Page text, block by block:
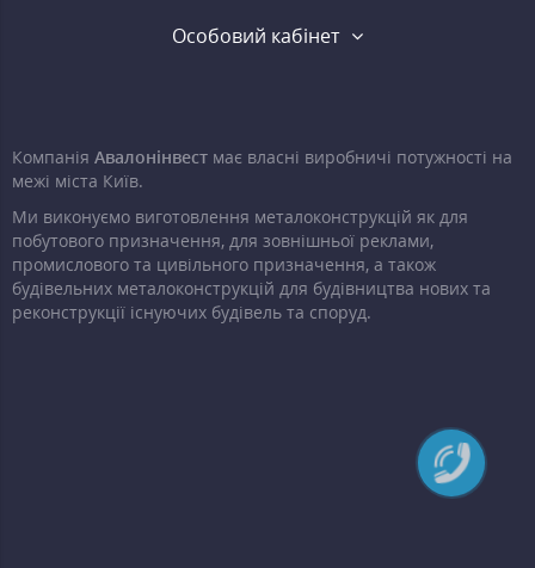
Особовий кабінет
Компанія Авалонінвест має власні виробничі потужності на
межі міста Київ.
Ми виконуємо виготовлення металоконструкцій як для
побутового призначення, для зовнішньої реклами,
промислового та цивільного призначення, а також
будівельних металоконструкцій для будівництва нових та
реконструкції існуючих будівель та споруд.